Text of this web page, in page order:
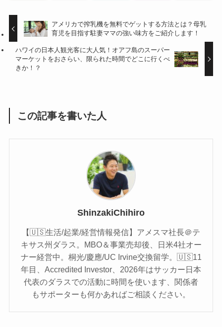
アメリカで搾乳機を無料でゲットする方法とは？母乳
育児を目指す駐妻ママの強い味方をご紹介します！
ハワイの日本人観光客に大人気！オアフ島のスーパー
マーケットをおさらい、限られた時間でどこに行くべ
きか！？
この記事を書いた人
ShinzakiChihiro
【🇺🇸生活/起業/経営情報発信】アメスマ社長＠テ
キサス州ダラス。MBO＆事業売却後、日米4社オー
ナー経営中。桐光/慶應/UC Irvine交換留学。🇺🇸11
年目、Accredited Investor、2026年はサッカー日本
代表のダラスでの活動に時間を使います、関係者
もサポーターも何かあればご相談ください。